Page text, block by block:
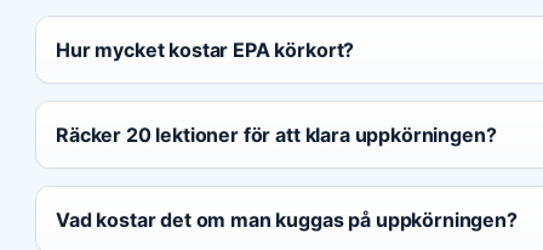
Hur mycket kostar EPA körkort?
Räcker 20 lektioner för att klara uppkörningen?
Vad kostar det om man kuggas på uppkörningen?